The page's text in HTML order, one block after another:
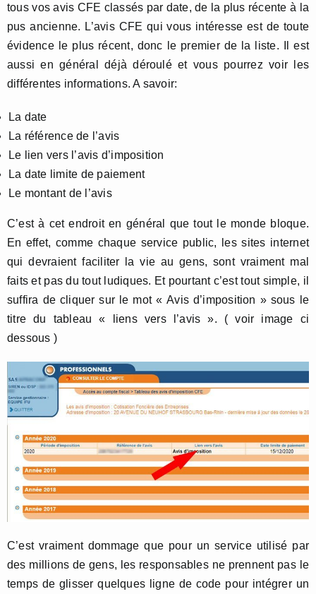
tous vos avis CFE classés par date, de la plus récente à la
pus ancienne. L’avis CFE qui vous intéresse est de toute
évidence le plus récent, donc le premier de la liste. Il est
aussi en général déjà déroulé et vous pourrez voir les
différentes informations. A savoir:
La date
La référence de l’avis
Le lien vers l’avis d’imposition
La date limite de paiement
Le montant de l’avis
C’est à cet endroit en général que tout le monde bloque.
En effet, comme chaque service public, les sites internet
qui devraient faciliter la vie au gens, sont vraiment mal
faits et pas du tout ludiques. Et pourtant c’est tout simple, il
suffira de cliquer sur le mot « Avis d’imposition » sous le
titre du tableau « liens vers l’avis ». ( voir image ci
dessous )
C’est vraiment dommage que pour un service utilisé par
des millions de gens, les responsables ne prennent pas le
temps de glisser quelques ligne de code pour intégrer un